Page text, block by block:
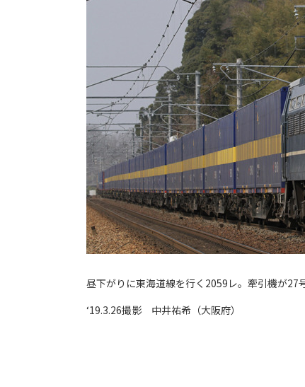
昼下がりに東海道線を行く2059レ。牽引機が27
‘19.3.26撮影 中井祐希（大阪府）